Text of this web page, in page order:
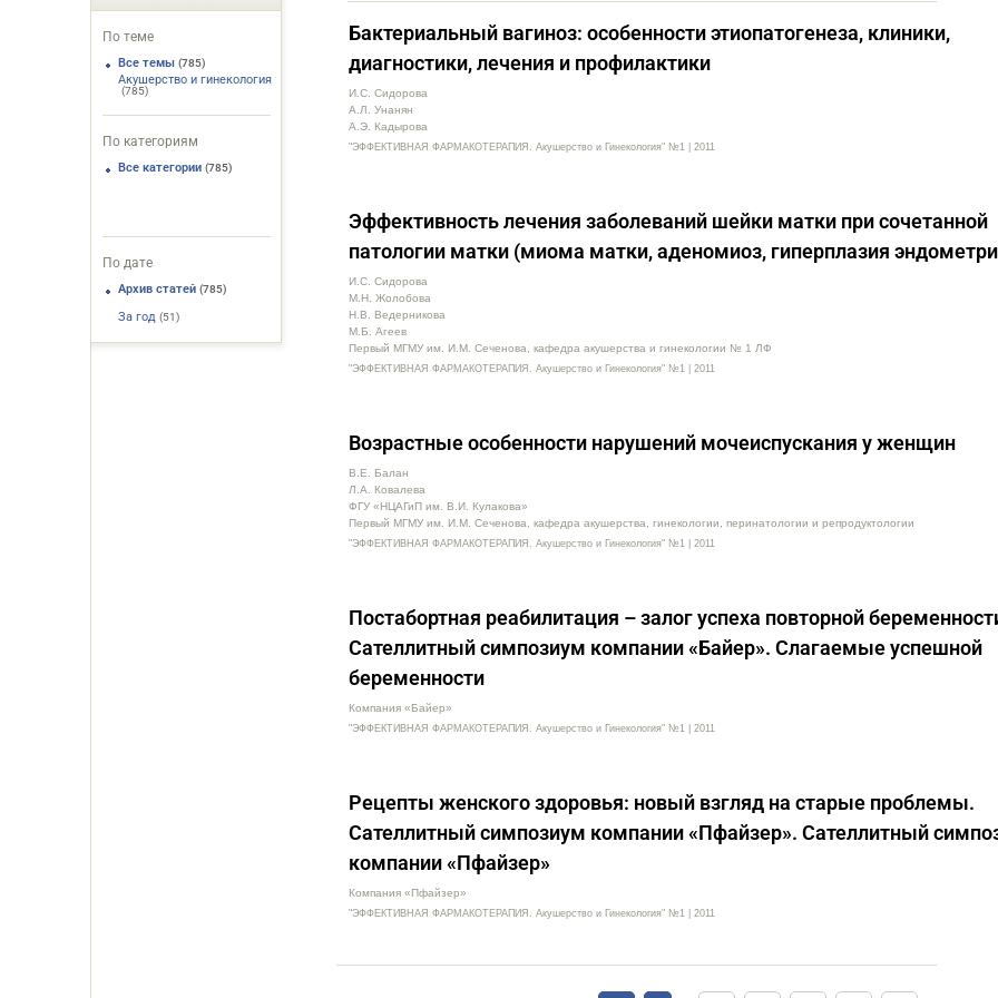
По теме
Все темы (785)
Акушерство и гинекология
(785)
По категориям
Все категории (785)
По дате
Архив статей (785)
За год (51)
Бактериальный вагиноз: особенности этиопатогенеза, клиники,
диагностики, лечения и профилактики
И.С. Сидорова
А.Л. Унанян
А.Э. Кадырова
"ЭФФЕКТИВНАЯ ФАРМАКОТЕРАПИЯ. Акушерство и Гинекология" №1 | 2011
Эффективность лечения заболеваний шейки матки при сочетанной
патологии матки (миома матки, аденомиоз, гиперплазия
И.С. Сидорова
М.Н. Жолобова
Н.В. Ведерникова
М.Б. Агеев
Первый МГМУ им. И.М. Сеченова, кафедра акушерства и гинекологии № 1 ЛФ
"ЭФФЕКТИВНАЯ ФАРМАКОТЕРАПИЯ. Акушерство и Гинекология" №1 | 2011
Возрастные особенности нарушений мочеиспускания у женщин
В.Е. Балан
Л.А. Ковалева
ФГУ «НЦАГиП им. В.И. Кулакова»
Первый МГМУ им. И.М. Сеченова, кафедра акушерства, гинекологии, перинатологии и репродуктологии
"ЭФФЕКТИВНАЯ ФАРМАКОТЕРАПИЯ. Акушерство и Гинекология" №1 | 2011
Постабортная реабилитация – залог успеха повторной
Сателлитный симпозиум компании «Байер». Слагаемые успешной
беременности
Компания «Байер»
"ЭФФЕКТИВНАЯ ФАРМАКОТЕРАПИЯ. Акушерство и Гинекология" №1 | 2011
Рецепты женского здоровья: новый взгляд на старые проблемы.
Сателлитный симпозиум компании «Пфайзер». Сателлитный
компании «Пфайзер»
Компания «Пфайзер»
"ЭФФЕКТИВНАЯ ФАРМАКОТЕРАПИЯ. Акушерство и Гинекология" №1 | 2011